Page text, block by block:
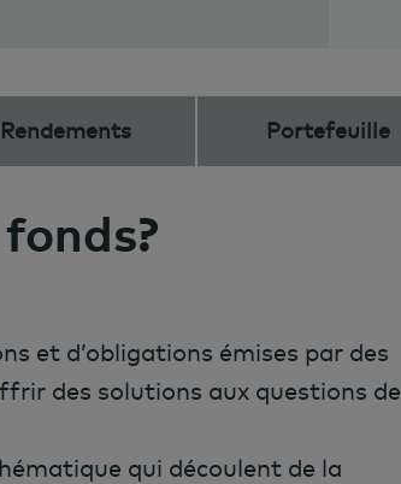
Rendements Portefeuille
et d’obligations émises par des
des solutions aux questions de
qui découlent de la